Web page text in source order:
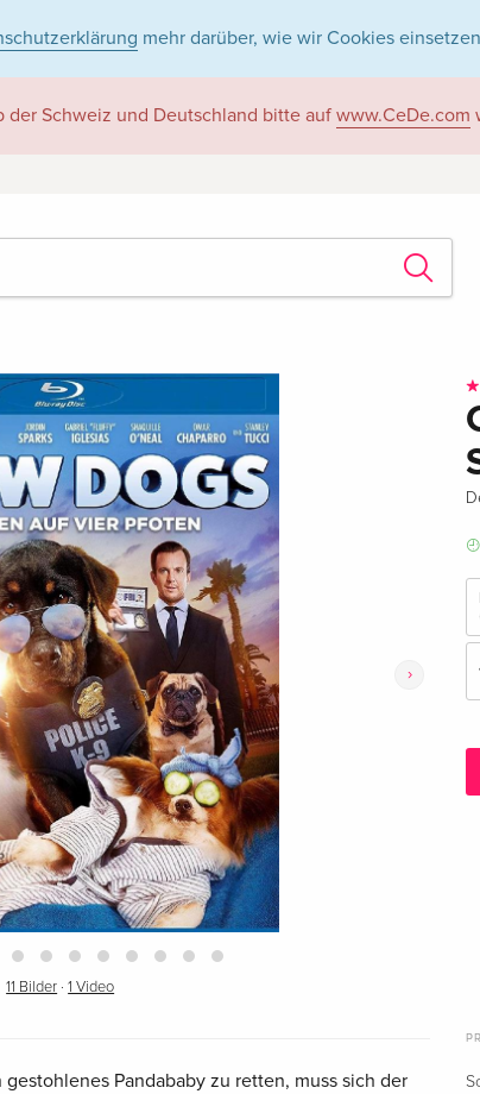
mehr darüber, wie wir Cookies
der Schweiz und Deutschland bitte auf www.CeDe.com
›
11 Bilder ·1 Video
Pandababy zu retten, muss sich der